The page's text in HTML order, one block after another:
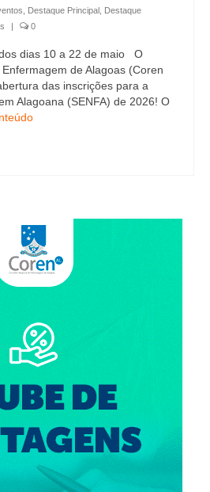
Destaque Principal Destaque
| 0
dias 10 a 22 de maio O
de Alagoas (Coren
das inscrições para a
Alagoana (SENFA) de 2026! O